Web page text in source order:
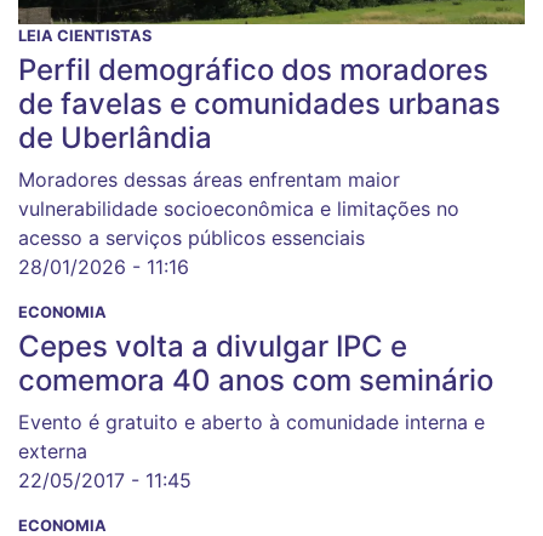
LEIA CIENTISTAS
Perfil demográfico dos moradores
de favelas e comunidades urbanas
de Uberlândia
Moradores dessas áreas enfrentam maior
vulnerabilidade socioeconômica e limitações no
acesso a serviços públicos essenciais
28/01/2026 - 11:16
ECONOMIA
Cepes volta a divulgar IPC e
comemora 40 anos com seminário
Evento é gratuito e aberto à comunidade interna e
externa
22/05/2017 - 11:45
ECONOMIA